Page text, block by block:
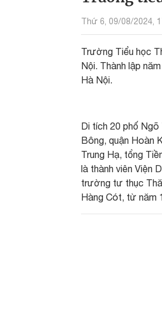
Thứ 6, 09/08/2024,
Trường Tiểu học
Nội. Thành lập
Hà Nội.
Di tích 20 phố
Bông, quận Hoàn
Trung Hạ, tổng
là thành viên Viện
trường tư thục
Hàng Cót, từ năm